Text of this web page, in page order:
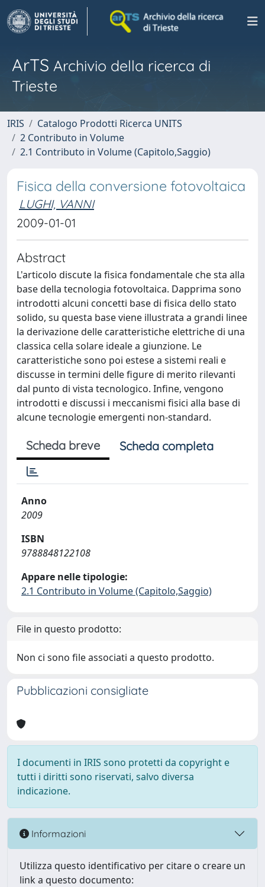
ArTS Archivio della ricerca di
Trieste
IRIS
Catalogo Prodotti Ricerca UNITS
2 Contributo in Volume
2.1 Contributo in Volume (Capitolo,Saggio)
Fisica della conversione fotovoltaica
LUGHI, VANNI
2009-01-01
Abstract
L'articolo discute la fisica fondamentale che sta alla
base della tecnologia fotovoltaica. Dapprima sono
introdotti alcuni concetti base di fisica dello stato
solido, su questa base viene illustrata a grandi linee
la derivazione delle caratteristiche elettriche di una
classica cella solare ideale a giunzione. Le
caratteristiche sono poi estese a sistemi reali e
discusse in termini delle figure di merito rilevanti
dal punto di vista tecnologico. Infine, vengono
introdotti e discussi i meccanismi fisici alla base di
alcune tecnologie emergenti non-standard.
Scheda breve Scheda completa
Anno
2009
ISBN
9788848122108
Appare nelle tipologie:
2.1 Contributo in Volume (Capitolo,Saggio)
File in questo prodotto:
Non ci sono file associati a questo prodotto.
Pubblicazioni consigliate
I documenti in IRIS sono protetti da copyright e
tutti i diritti sono riservati, salvo diversa
indicazione.
Informazioni
Utilizza questo identificativo per citare o creare un
link a questo documento: